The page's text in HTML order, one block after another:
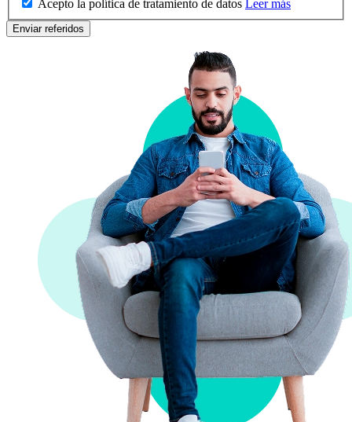
Acepto la política de tratamiento de datos Leer más
Enviar referidos